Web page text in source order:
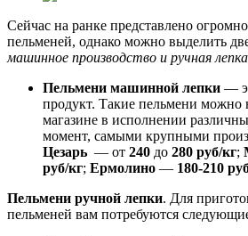
Сейчас на ранке представлено
пельменей, однако можно выделить
машинное производство и ручная
Пельмени машинной лепки —
продукт. Такие пельмени
магазине в исполнении
момент, самыми крупными
Цезарь — от 240 до 280 руб/кг;
руб/кг; Ермолино — 180-210
Пельмени ручной лепки. Для
пельменей вам потребуются